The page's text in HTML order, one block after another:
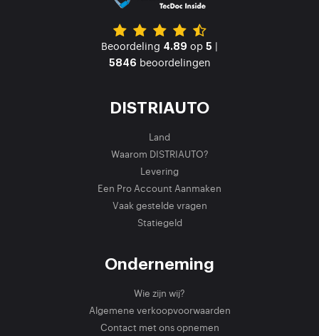
Beoordeling 4.89 op 5 |
5846 beoordelingen
DISTRIAUTO
Land
Waarom DISTRIAUTO?
Levering
Een Pro Account Aanmaken
Vaak gestelde vragen
Statiegeld
Onderneming
Wie zijn wij?
Algemene verkoopvoorwaarden
Contact met ons opnemen